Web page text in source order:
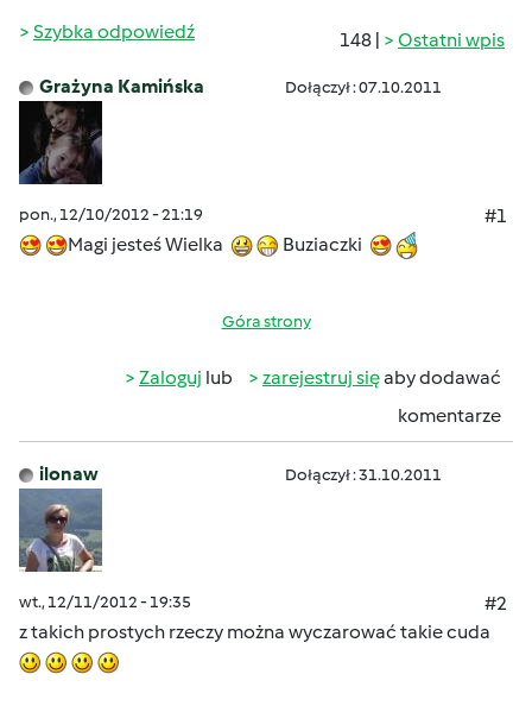
148 | Ostatni wpis
Szybka odpowiedź
Grażyna Kamińska Dołączył : 07.10.2011
pon., 12/10/2012 - 21:19
#1
Magi jesteś Wielka
Buziaczki
Góra strony
Zaloguj lub zarejestruj sięaby dodawać
komentarze
ilonaw Dołączył : 31.10.2011
wt., 12/11/2012 - 19:35
#2
z takich prostych rzeczy można wyczarować takie cuda